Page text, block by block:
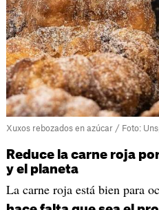
Xuxos rebozados en azúcar / Foto:
Reduce la carne roja
y el planeta
La carne roja está bien para